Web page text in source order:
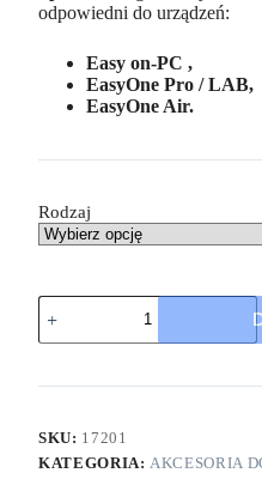
odpowiedni do urządzeń:
Easy on-PC ,
EasyOne Pro / LAB,
EasyOne Air.
Rodzaj
SKU: 17201
KATEGORIA: AKCESORIA